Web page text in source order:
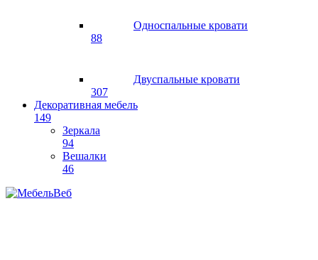
Односпальные кровати
88
Двуспальные кровати
307
Декоративная мебель
149
Зеркала
94
Вешалки
46